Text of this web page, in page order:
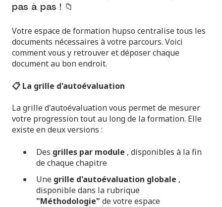
pas à pas ! 📁
Votre espace de formation hupso centralise tous les
documents nécessaires à votre parcours. Voici
comment vous y retrouver et déposer chaque
document au bon endroit.
📋 La grille d'autoévaluation
La grille d'autoévaluation vous permet de mesurer
votre progression tout au long de la formation. Elle
existe en deux versions :
Des grilles par module , disponibles à la fin
de chaque chapitre
Une grille d'autoévaluation globale ,
disponible dans la rubrique
"Méthodologie" de votre espace